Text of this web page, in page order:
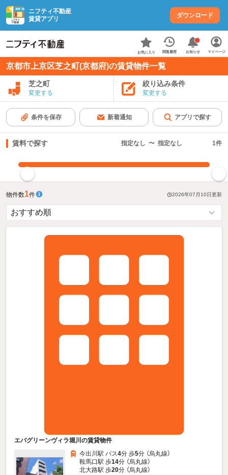
ニフティ不動産
賃貸アプリ
ダウンロード
お気に入り 閲覧履歴 お知らせ マイページ
京都市上京区芝之町(京都府)の賃貸物件一覧
芝之町
変更する
絞り込み条件
変更する
条件を保存 新着通知 アプリで探す
賃料で探す 指定なし 〜 指定なし 1件
物件数1件 2026年07月10日更新
エバグリーンヴィラ堀川の賃貸物件
今出川駅 バス4分 歩5分 （烏丸線）
鞍馬口駅 歩14分 （烏丸線）
北大路駅 歩20分 （烏丸線）